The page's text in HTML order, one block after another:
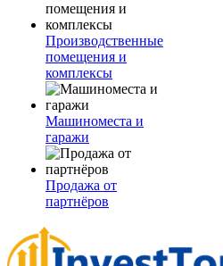
Производственные
помещения и
комплексы
Машиноместа и
гаражи
Продажа от
партнёров